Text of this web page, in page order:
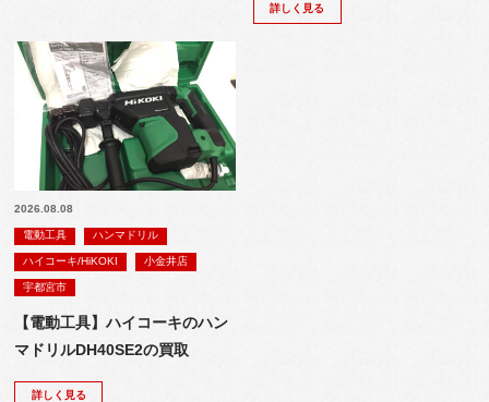
詳しく見る
2026.08.08
電動工具 ハンマドリル
ハイコーキ/HiKOKI 小金井店
宇都宮市
【電動工具】ハイコーキのハン
マドリルDH40SE2の買取
詳しく見る